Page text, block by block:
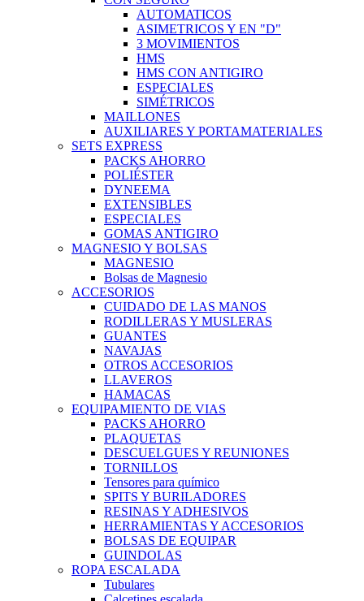
AUTOMATICOS
ASIMETRICOS Y EN "D"
3 MOVIMIENTOS
HMS
HMS CON ANTIGIRO
ESPECIALES
SIMÉTRICOS
MAILLONES
AUXILIARES Y PORTAMATERIALES
SETS EXPRESS
PACKS AHORRO
POLIÉSTER
DYNEEMA
EXTENSIBLES
ESPECIALES
GOMAS ANTIGIRO
MAGNESIO Y BOLSAS
MAGNESIO
Bolsas de Magnesio
ACCESORIOS
CUIDADO DE LAS MANOS
RODILLERAS Y MUSLERAS
GUANTES
NAVAJAS
OTROS ACCESORIOS
LLAVEROS
HAMACAS
EQUIPAMIENTO DE VIAS
PACKS AHORRO
PLAQUETAS
DESCUELGUES Y REUNIONES
TORNILLOS
Tensores para químico
SPITS Y BURILADORES
RESINAS Y ADHESIVOS
HERRAMIENTAS Y ACCESORIOS
BOLSAS DE EQUIPAR
GUINDOLAS
ROPA ESCALADA
Tubulares